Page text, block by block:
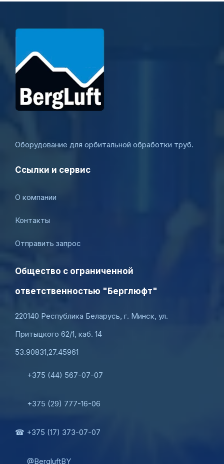
Оборудование для орбитальной обработки труб.
Ссылки и сервис
О компании
Контакты
Отправить запрос
Общество с ограниченной
ответственностью "Берглюфт"
220140 Республика Беларусь, г. Минск, ул.
Притыцкого 62/1, каб. 14
53.90831,27.45961
+375 (44) 567-07-07
+375 (29) 777-16-06
☎ +375 (17) 373-07-07
@BergluftBY